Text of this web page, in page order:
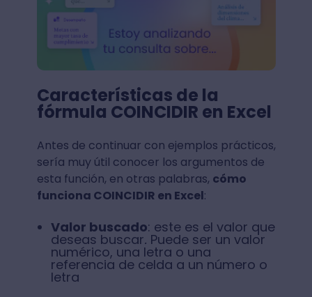
Características de la
fórmula COINCIDIR en Excel
Antes de continuar con ejemplos prácticos,
sería muy útil conocer los argumentos de
esta función, en otras palabras, cómo
funciona COINCIDIR en Excel:
Valor buscado: este es el valor que
deseas buscar. Puede ser un valor
numérico, una letra o una
referencia de celda a un número o
letra